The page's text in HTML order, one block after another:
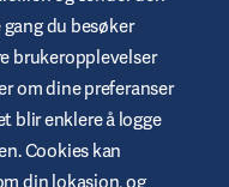
for websted
du besøker
brukeropplevelser
om dine preferanser
blir enklere å logge
Cookies kan
din lokasjon, og